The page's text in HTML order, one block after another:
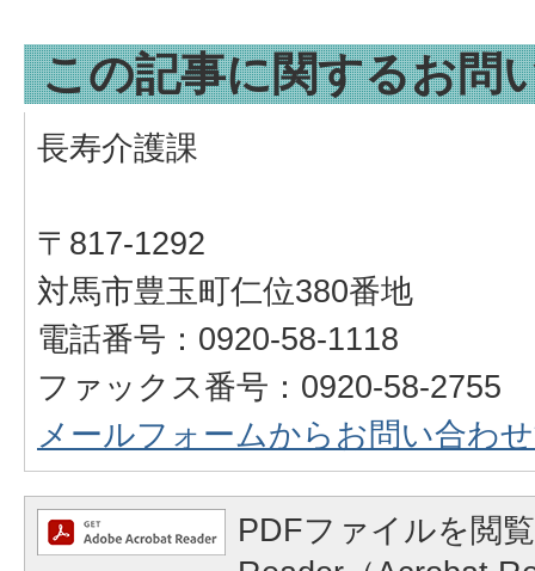
この記事に関するお問
長寿介護課
〒817-1292
対馬市豊玉町仁位380番地
電話番号：0920-58-1118
ファックス番号：0920-58-2755
メールフォームからお問い合わ
PDFファイルを閲